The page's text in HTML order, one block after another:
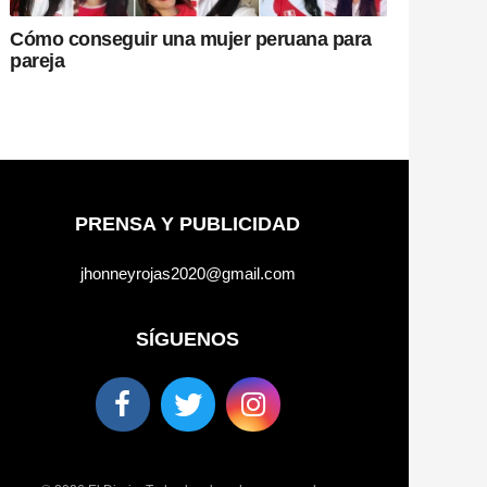
Cómo conseguir una mujer peruana para
pareja
PRENSA Y PUBLICIDAD
jhonneyrojas2020@gmail.com
SÍGUENOS